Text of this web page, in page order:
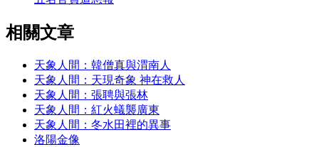
相關文章
天象人間：韓僧真與渭南人
天象人間：天現奇象 神在救人
天象人間：張聘與張林
天象人間：紅火蟻襲廣東
天象人間：冬水田裡的異事
洛陽金像